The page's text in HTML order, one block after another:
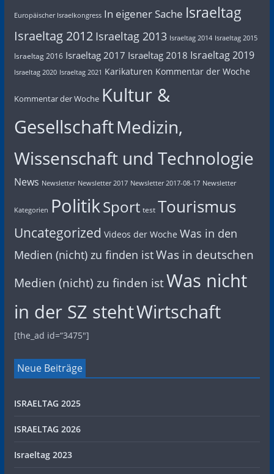
Europäischer Israelkongress In eigener Sache Israeltag
Israeltag 2012 Israeltag 2013 Israeltag 2014 Israeltag 2015
Israeltag 2016 Israeltag 2017 Israeltag 2018 Israeltag 2019
Israeltag 2020 Israeltag 2021 Karikaturen Kommentar der Woche
Kommentar der Woche Kultur &
GesellschaftMedizin,
Wissenschaft und Technologie
News Newsletter Newsletter 2017 Newsletter 2017-08-17 Newsletter
Kategorien PolitikSport test Tourismus
Uncategorized Videos der Woche Was in den
Medien (nicht) zu finden istWas in deutschen
Medien (nicht) zu finden istWas nicht
in der SZ stehtWirtschaft
[the_ad id=“3475″]
Neue Beiträge
ISRAELTAG 2025
ISRAELTAG 2026
Israeltag 2023